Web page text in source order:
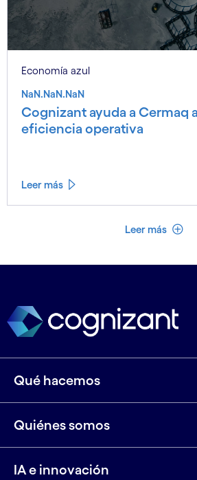
Economía azul
NaN.NaN.NaN
Cognizant ayuda a Cermaq
eficiencia operativa
Leer más
Leer más
Qué hacemos
Quiénes somos
IA e innovación